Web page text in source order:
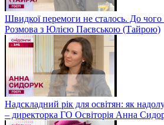
Швидкої перемоги не сталось. До чого
Розмова з Юлією Паєвською (Тайрою)
Надскладний рік для освітян: як
– директорка ГО Освіторія Анна